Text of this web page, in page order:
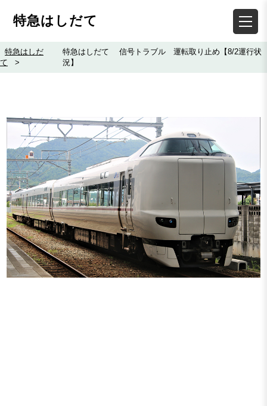
特急はしだて
特急はしだ
て
>
特急はしだて 信号トラブル 運転取り止め【8/2運行状
況】